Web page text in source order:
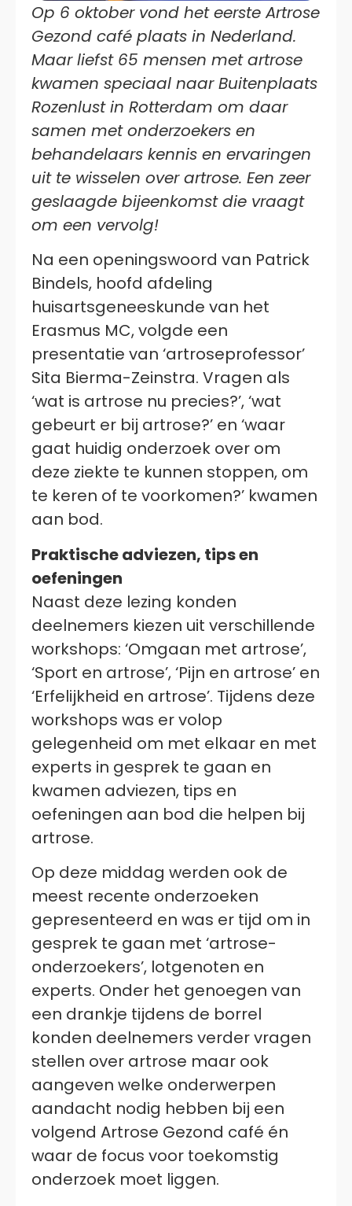
Op 6 oktober vond het eerste Artrose
Gezond café plaats in Nederland.
Maar liefst 65 mensen met artrose
kwamen speciaal naar Buitenplaats
Rozenlust in Rotterdam om daar
samen met onderzoekers en
behandelaars kennis en ervaringen
uit te wisselen over artrose. Een zeer
geslaagde bijeenkomst die vraagt
om een vervolg!
Na een openingswoord van Patrick
Bindels, hoofd afdeling
huisartsgeneeskunde van het
Erasmus MC, volgde een
presentatie van ‘artroseprofessor’
Sita Bierma-Zeinstra. Vragen als
‘wat is artrose nu precies?’, ‘wat
gebeurt er bij artrose?’ en ‘waar
gaat huidig onderzoek over om
deze ziekte te kunnen stoppen, om
te keren of te voorkomen?’ kwamen
aan bod.
Praktische adviezen, tips en
oefeningen
Naast deze lezing konden
deelnemers kiezen uit verschillende
workshops: ‘Omgaan met artrose’,
‘Sport en artrose’, ‘Pijn en artrose’ en
‘Erfelijkheid en artrose’. Tijdens deze
workshops was er volop
gelegenheid om met elkaar en met
experts in gesprek te gaan en
kwamen adviezen, tips en
oefeningen aan bod die helpen bij
artrose.
Op deze middag werden ook de
meest recente onderzoeken
gepresenteerd en was er tijd om in
gesprek te gaan met ‘artrose-
onderzoekers’, lotgenoten en
experts. Onder het genoegen van
een drankje tijdens de borrel
konden deelnemers verder vragen
stellen over artrose maar ook
aangeven welke onderwerpen
aandacht nodig hebben bij een
volgend Artrose Gezond café én
waar de focus voor toekomstig
onderzoek moet liggen.